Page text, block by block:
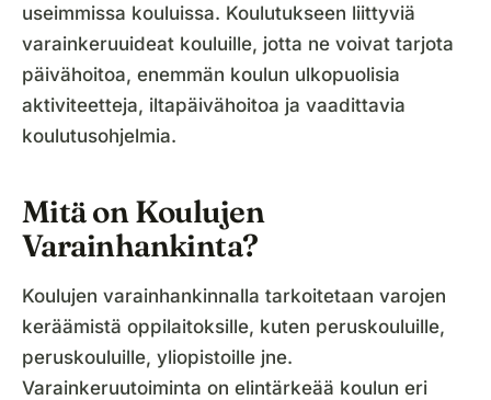
useimmissa kouluissa. Koulutukseen liittyviä
varainkeruuideat kouluille, jotta ne voivat tarjota
päivähoitoa, enemmän koulun ulkopuolisia
aktiviteetteja, iltapäivähoitoa ja vaadittavia
koulutusohjelmia.
Mitä on Koulujen
Varainhankinta?
Koulujen varainhankinnalla tarkoitetaan varojen
keräämistä oppilaitoksille, kuten peruskouluille,
peruskouluille, yliopistoille jne.
Varainkeruutoiminta on elintärkeää koulun eri